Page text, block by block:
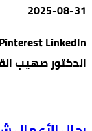
2025-08-31
الدكتور صهيب